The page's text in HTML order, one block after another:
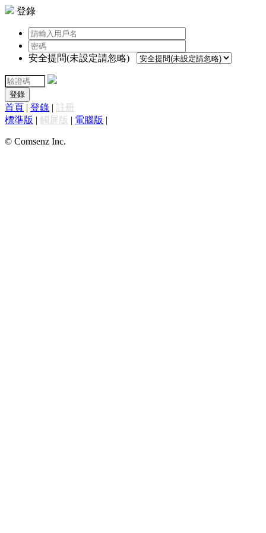
登錄
安全提問(未設定請忽略)
登錄
首頁 | 登錄 | 註冊
標準版 | 觸屏版 | 電腦版 |
© Comsenz Inc.